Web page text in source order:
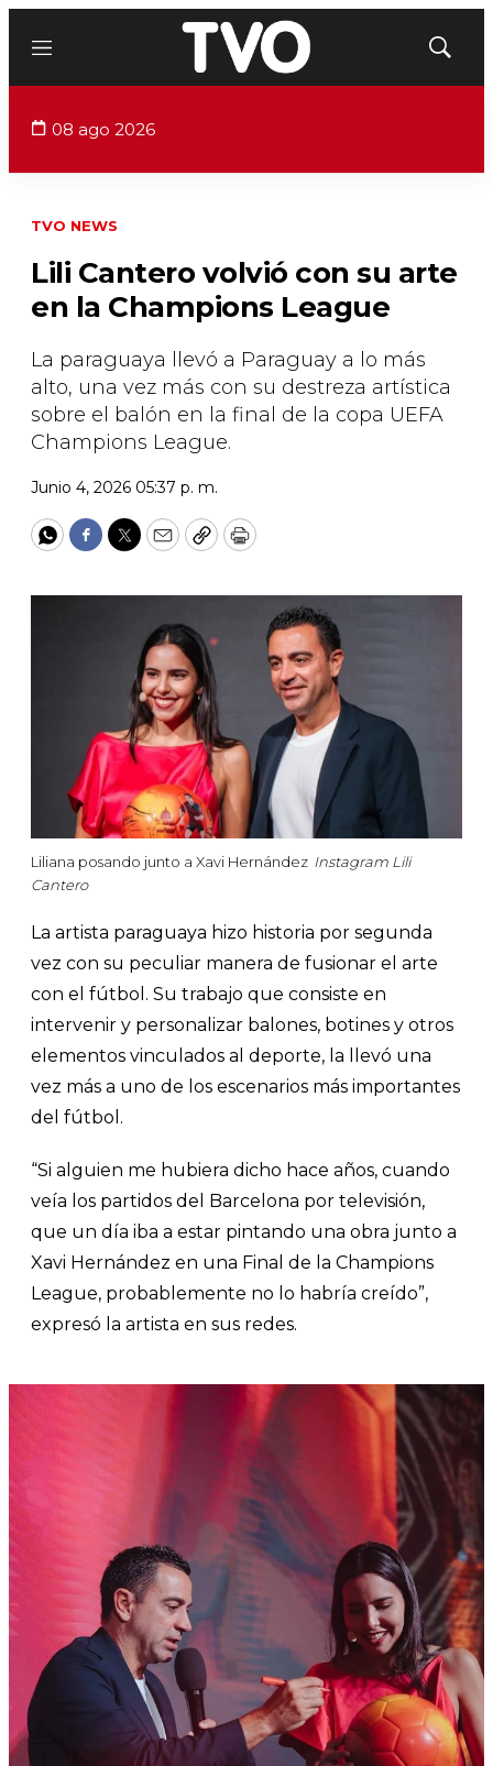
Menú
Mostrar
08 ago 2026
TVO NEWS
Lili Cantero volvió con su arte
en la Champions League
La paraguaya llevó a Paraguay a lo más
alto, una vez más con su destreza artística
sobre el balón en la final de la copa UEFA
Champions League.
Junio 4, 2026 05:37 p. m.
WhatsApp
Facebook
Twitter
EmailCopyPrint
Liliana posando junto a Xavi Hernández Instagram Lili
Cantero
La artista paraguaya hizo historia por segunda
vez con su peculiar manera de fusionar el arte
con el fútbol. Su trabajo que consiste en
intervenir y personalizar balones, botines y otros
elementos vinculados al deporte, la llevó una
vez más a uno de los escenarios más importantes
del fútbol.
“Si alguien me hubiera dicho hace años, cuando
veía los partidos del Barcelona por televisión,
que un día iba a estar pintando una obra junto a
Xavi Hernández en una Final de la Champions
League, probablemente no lo habría creído”,
expresó la artista en sus redes.